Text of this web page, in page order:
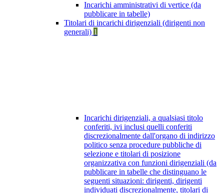
Incarichi amministrativi di vertice (da
pubblicare in tabelle)
Titolari di incarichi dirigenziali (dirigenti non
generali) 1
Incarichi dirigenziali, a qualsiasi titolo
conferiti, ivi inclusi quelli conferiti
discrezionalmente dall'organo di indirizzo
politico senza procedure pubbliche di
selezione e titolari di posizione
organizzativa con funzioni dirigenziali (da
pubblicare in tabelle che distinguano le
seguenti situazioni: dirigenti, dirigenti
individuati discrezionalmente, titolari di